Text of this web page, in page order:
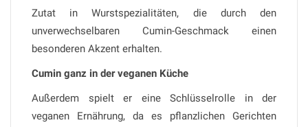
Zutat in Wurstspezialitäten, die durch den
unverwechselbaren Cumin-Geschmack einen
besonderen Akzent erhalten.
Cumin ganz in der veganen Küche
Außerdem spielt er eine Schlüsselrolle in der
veganen Ernährung, da es pflanzlichen Gerichten